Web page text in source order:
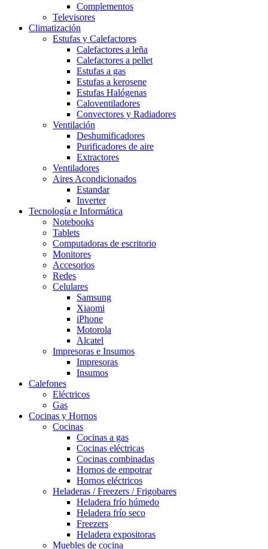
Complementos
Televisores
Climatización
Estufas y Calefactores
Calefactores a leña
Calefactores a pellet
Estufas a gas
Estufas a kerosene
Estufas Halógenas
Caloventiladores
Convectores y Radiadores
Ventilación
Deshumificadores
Purificadores de aire
Extractores
Ventiladores
Aires Acondicionados
Estandar
Inverter
Tecnología e Informática
Notebooks
Tablets
Computadoras de escritorio
Monitores
Accesorios
Redes
Celulares
Samsung
Xiaomi
iPhone
Motorola
Alcatel
Impresoras e Insumos
Impresoras
Insumos
Calefones
Eléctricos
Gas
Cocinas y Hornos
Cocinas
Cocinas a gas
Cocinas eléctricas
Cocinas combinadas
Hornos de empotrar
Hornos eléctricos
Heladeras / Freezers / Frigobares
Heladera frío húmedo
Heladera frío seco
Freezers
Heladera expositoras
Muebles de cocina